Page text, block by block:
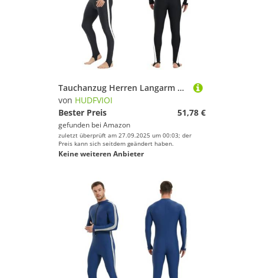
Tauchanzug Herren Langarm Sonnenschutz Wasserdicht Surf Tauchanzug Einteiliger Schnelltrocknender Strand Rash Guard Badebekleidung(Black,S)
von HUDFVIOI
Bester Preis
51,78 €
gefunden bei Amazon
zuletzt überprüft am 27.09.2025 um 00:03; der
Preis kann sich seitdem geändert haben.
Keine weiteren Anbieter